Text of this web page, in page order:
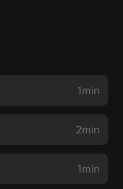
1min
2min
1min